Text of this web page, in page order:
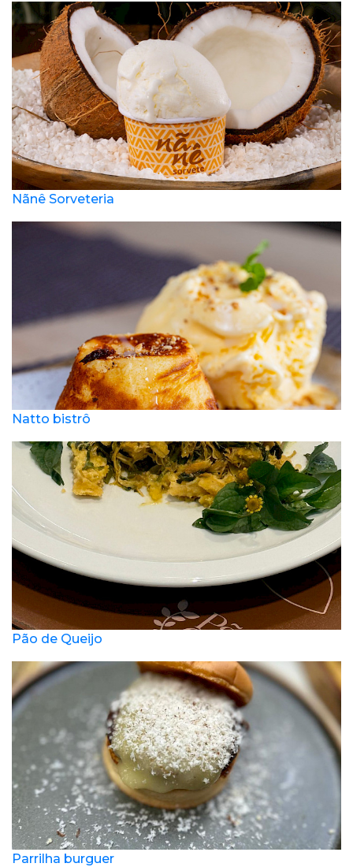
Nãnê Sorveteria
Natto bistrô
Pão de Queijo
Parrilha burguer